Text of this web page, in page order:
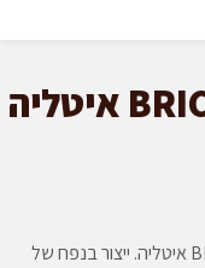
מכונת קוביות קרח BRICE איטליה
מכונת קוביות קרח דגם EFM200 תוצרת BRICE איטליה. ייצור בנפח של